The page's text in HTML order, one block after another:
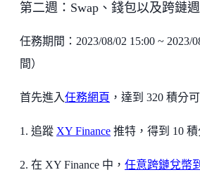
第二週：Swap、錢包以及跨鏈
任務期間：2023/08/02 15:00 ~ 2023/
間）
首先進入任務網頁 ，達到 320 積分
1. 追蹤 XY Finance 推特，得到 10
2. 在 XY Finance 中， 任意跨鏈兌幣